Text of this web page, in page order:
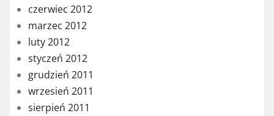
czerwiec 2012
marzec 2012
luty 2012
styczeń 2012
grudzień 2011
wrzesień 2011
sierpień 2011